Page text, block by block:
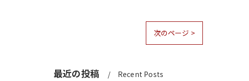
次のページ >
最近の投稿 Recent Posts